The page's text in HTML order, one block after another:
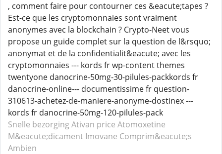
, comment faire pour contourner ces &eacute;tapes ?
Est-ce que les cryptomonnaies sont vraiment
anonymes avec la blockchain ? Crypto-Neet vous
propose un guide complet sur la question de l&rsquo;
anonymat et de la confidentialit&eacute; avec les
cryptomonnaies --- kords fr wp-content themes
twentyone danocrine-50mg-30-pilules-packkords fr
danocrine-online--- documentissime fr question-
310613-achetez-de-maniere-anonyme-dostinex ---
kords fr danocrine-50mg-120-pilules-pack
Snelle bezorging Ativan price Atomoxetine
M&eacute;dicament Imovane Comprim&eacute;s
Ambien